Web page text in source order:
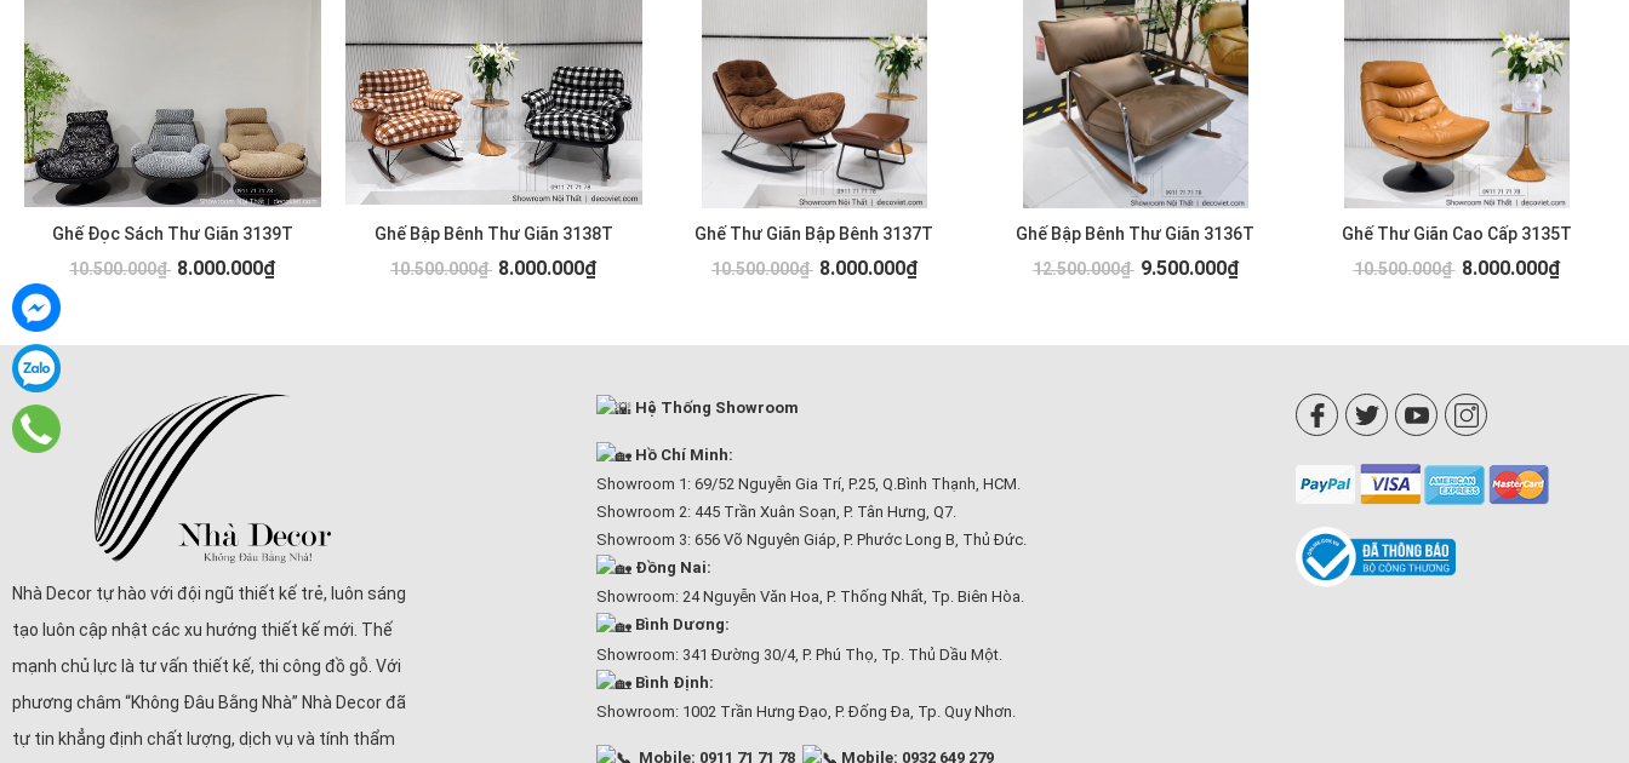
Ghế Đọc Sách Thư Giãn 3139T
10.500.000₫ 8.000.000₫
Ghế Bập Bênh Thư Giãn 3138T
10.500.000₫ 8.000.000₫
Ghế Thư Giãn Bập Bênh 3137T
10.500.000₫ 8.000.000₫
Ghế Bập Bênh Thư Giãn 3136T
12.500.000₫ 9.500.000₫
Ghế Thư Giãn Cao Cấp 3135T
10.500.000₫ 8.000.000₫
Nhà Decor tự hào với đội ngũ thiết kế trẻ, luôn sáng
tạo luôn cập nhật các xu hướng thiết kế mới. Thế
mạnh chủ lực là tư vấn thiết kế, thi công đồ gỗ. Với
phương châm “Không Đâu Bằng Nhà” Nhà Decor đã
tự tin khẳng định chất lượng, dịch vụ và tính thẩm
Hệ Thống Showroom
Hồ Chí Minh:
Showroom 1: 69/52 Nguyễn Gia Trí, P.25, Q.Bình Thạnh, HCM.
Showroom 2: 445 Trần Xuân Soạn, P. Tân Hưng, Q7.
Showroom 3: 656 Võ Nguyên Giáp, P. Phước Long B, Thủ Đức.
Đồng Nai:
Showroom: 24 Nguyễn Văn Hoa, P. Thống Nhất, Tp. Biên Hòa.
Bình Dương:
Showroom: 341 Đường 30/4, P. Phú Thọ, Tp. Thủ Dầu Một.
Bình Định:
Showroom: 1002 Trần Hưng Đạo, P. Đống Đa, Tp. Quy Nhơn.
Mobile: 0911 71 71 78 Mobile: 0932 649 279